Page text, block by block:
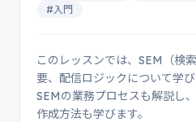
#入門
このレッスンでは、SEM（検
要、配信ロジックについて学
SEMの業務プロセスも解説し
作成方法も学びます。